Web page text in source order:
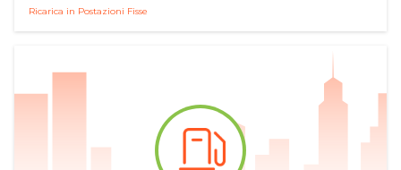
Ricarica in Postazioni Fisse